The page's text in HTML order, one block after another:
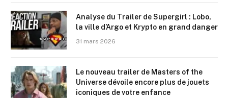
Analyse du Trailer de Supergirl : Lobo,
la ville d’Argo et Krypto en grand danger
31 mars 2026
Le nouveau trailer de Masters of the
Universe dévoile encore plus de jouets
iconiques de votre enfance